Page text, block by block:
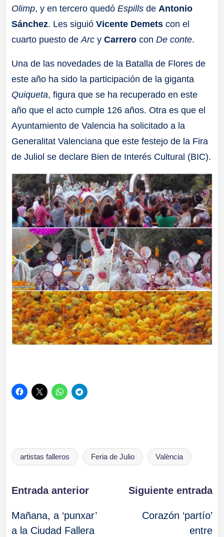
Olimp, y en tercero quedóEspills deAntonio
Sánchez. Les siguió Vicente Demets con el
cuarto puesto deArc yCarrero conDe conte.
Una de las novedades de la Batalla de Flores de
este año ha sido la participación de la giganta
Quiqueta, figura que se ha recuperado en este
año que el acto cumple 126 años. Otra es que el
Ayuntamiento de Valencia ha solicitado a la
Generalitat Valenciana que este festejo de la Fira
de Juliol se declare Bien de Interés Cultural (BIC).
Etiquetas:
artistas falleros Feria de Julio València
Navegación
de
Entrada anterior
Mañana, a ‘punxar’
a la Ciudad Fallera
Siguiente entrada
Corazón ‘partío’
entre